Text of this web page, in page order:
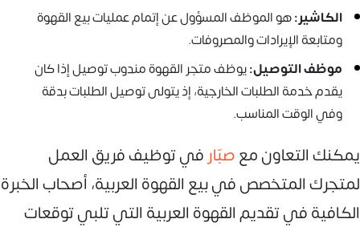
الكاشير:هو الموظف المسؤول عن إتمام عمليات بيع القهوة
ومتابعة الإيرادات والمصروفات.
موظف التوصيل:يوظف متجر القهوة مندوب توصيل إذا كان
يقدم خدمة الطلبات الخارجية، إذ يتولى توصيل الطلبات بدقة
وفي الوقت المناسب.
يمكنك التعاون معصبّار في توظيف فريق العمل
لمتجرك المتخصص في بيع القهوة العربية، أصحاب الخبرة
الكافية في تقديم القهوة العربية التي تلبي توقعات